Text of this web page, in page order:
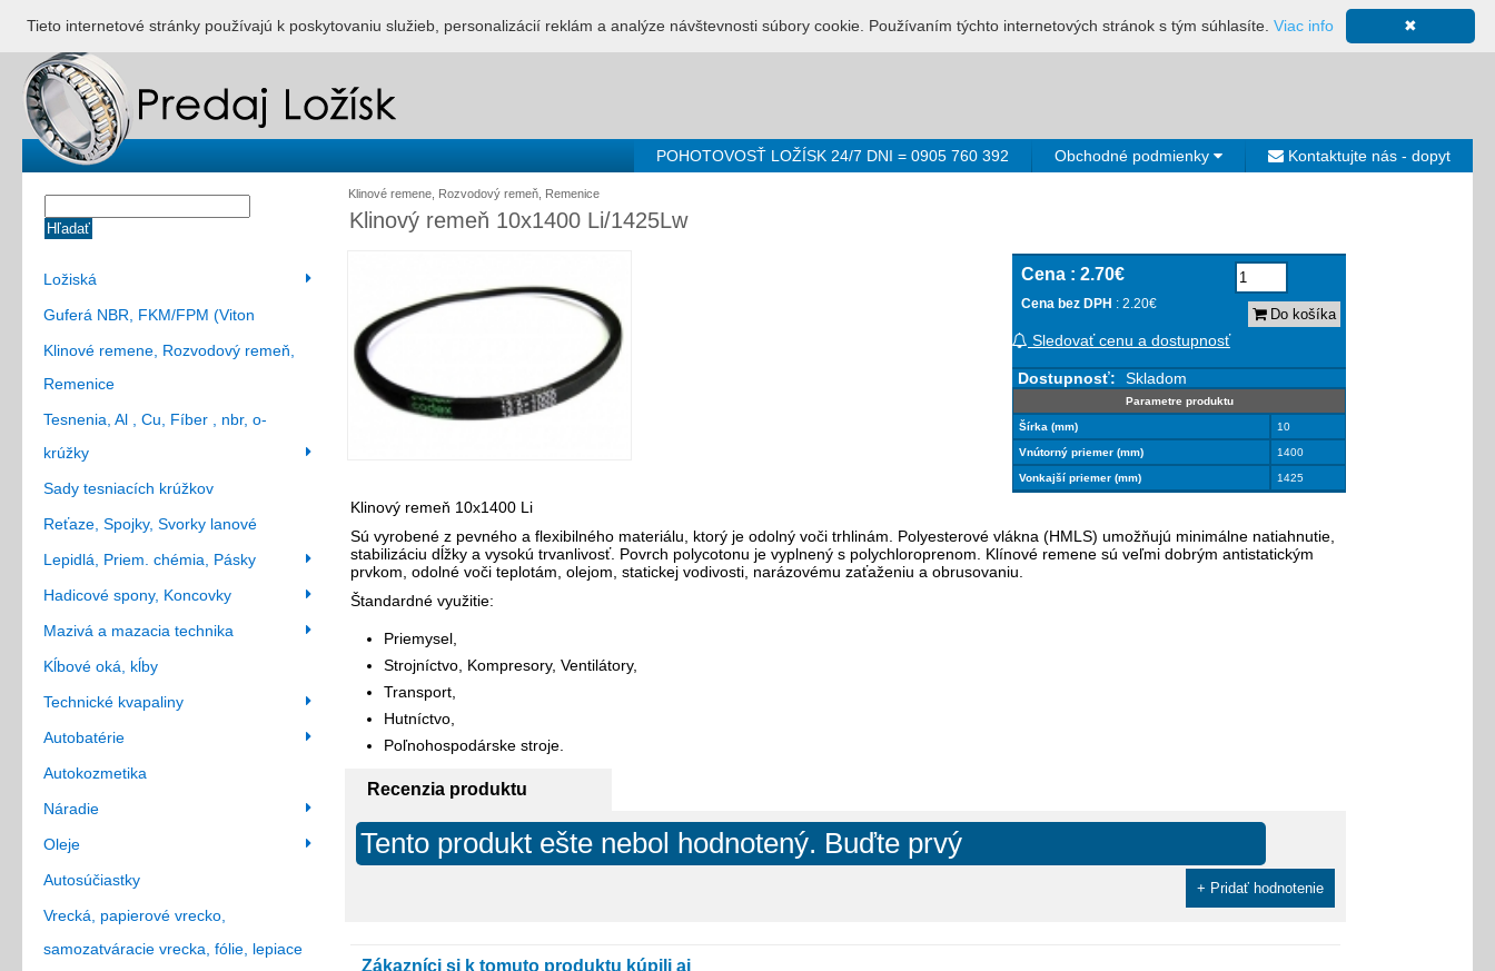
ÚVOD NONSTOP SLUŽBA PRE LOŽISKÁ - 0905 760 392 Prihlásenie Registrácia Mapa stránky Výkup ložísk Neplatiči
POHOTOVOSŤ LOŽÍSK 24/7 DNI = 0905 760 392 Obchodné podmienky Kontaktujte nás - dopyt
Hľadať
Ložiská
Guferá NBR, FKM/FPM (Viton
Klinové remene, Rozvodový remeň,
Remenice
Tesnenia, Al , Cu, Fíber , nbr, o-
krúžky
Sady tesniacích krúžkov
Reťaze, Spojky, Svorky lanové
Lepidlá, Priem. chémia, Pásky
Hadicové spony, Koncovky
Mazivá a mazacia technika
Kĺbové oká, kĺby
Technické kvapaliny
Autobatérie
Autokozmetika
Náradie
Oleje
Autosúčiastky
Vrecká, papierové vrecko,
samozatváracie vrecka, fólie, lepiace
Klinové remene, Rozvodový remeň, Remenice
Klinový remeň 10x1400 Li/1425Lw
Cena : 2.70€
Cena bez DPH : 2.20€
Do košíka
Sledovať cenu a dostupnosť
Dostupnosť: Skladom
Parametre produktu
Šírka (mm) 10
Vnútorný priemer (mm) 1400
Vonkajší priemer (mm) 1425
Klinový remeň 10x1400 Li
Sú vyrobené z pevného a flexibilného materiálu, ktorý je odolný voči trhlinám. Polyesterové vlákna (HMLS) umožňujú minimálne natiahnutie,
stabilizáciu dĺžky a vysokú trvanlivosť. Povrch polycotonu je vyplnený s polychloroprenom. Klínové remene sú veľmi dobrým antistatickým
prvkom, odolné voči teplotám, olejom, statickej vodivosti, narázovému zaťaženiu a obrusovaniu.
Štandardné využitie:
Priemysel,
Strojníctvo, Kompresory, Ventilátory,
Transport,
Hutníctvo,
Poľnohospodárske stroje.
Recenzia produktu
Tento produkt ešte nebol hodnotený. Buďte prvý
+ Pridať hodnotenie
Zákazníci si k tomuto produktu kúpili aj
✖
Tieto internetové stránky používajú k poskytovaniu služieb, personalizácií reklám a analýze návštevnosti súbory cookie. Používaním týchto internetových stránok s tým súhlasíte. Viac info